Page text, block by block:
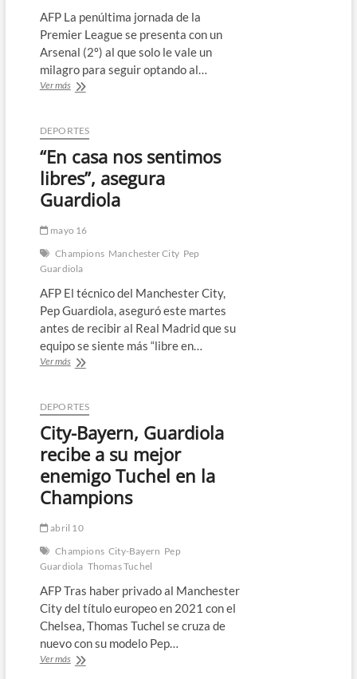
AFP La penúltima jornada de la
Premier League se presenta con un
Arsenal (2º) al que solo le vale un
milagro para seguir optando al…
Ver másEl
punto
para
echar
lazo
a
Premier,
espera
un
DEPORTES
“En casa nos sentimos
libres”, asegura
Guardiola
mayo 16
Champions Manchester City Pep
Guardiola
AFP El técnico del Manchester City,
Pep Guardiola, aseguró este martes
antes de recibir al Real Madrid que su
equipo se siente más “libre en…
Ver más“En
sentimos
libres”,
asegura
Guardiola
DEPORTES
City-Bayern, Guardiola
recibe a su mejor
enemigo Tuchel en la
Champions
abril 10
Champions City-Bayern Pep
Guardiola Thomas Tuchel
AFP Tras haber privado al Manchester
City del título europeo en 2021 con el
Chelsea, Thomas Tuchel se cruza de
nuevo con su modelo Pep…
Ver másCity-